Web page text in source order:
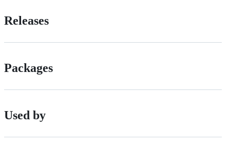
Releases
Packages
Used by